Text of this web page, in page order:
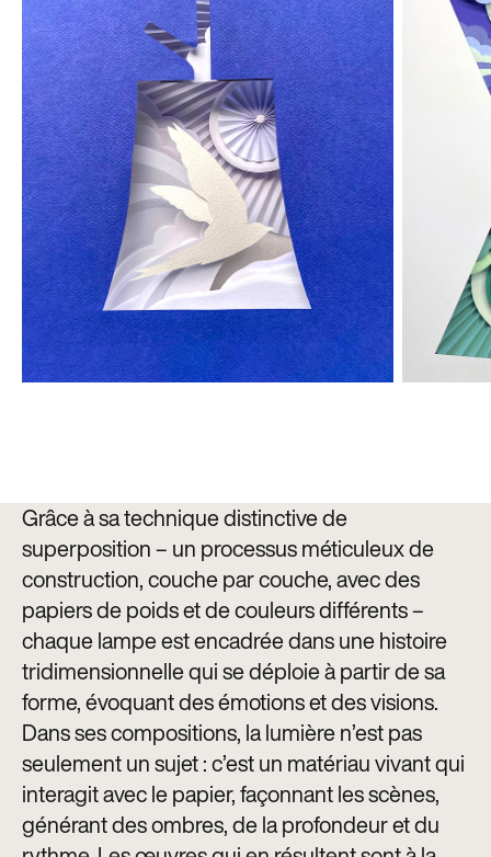
Grâce à sa technique distinctive de
superposition – un processus méticuleux de
construction, couche par couche, avec des
papiers de poids et de couleurs différents –
chaque lampe est encadrée dans une histoire
tridimensionnelle qui se déploie à partir de sa
forme, évoquant des émotions et des visions.
Dans ses compositions, la lumière n’est pas
seulement un sujet : c’est un matériau vivant qui
interagit avec le papier, façonnant les scènes,
générant des ombres, de la profondeur et du